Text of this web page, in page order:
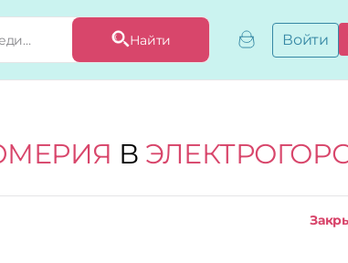
Найти
Добавить,
бизнес
Запросы
Сертификаты
Войти
В